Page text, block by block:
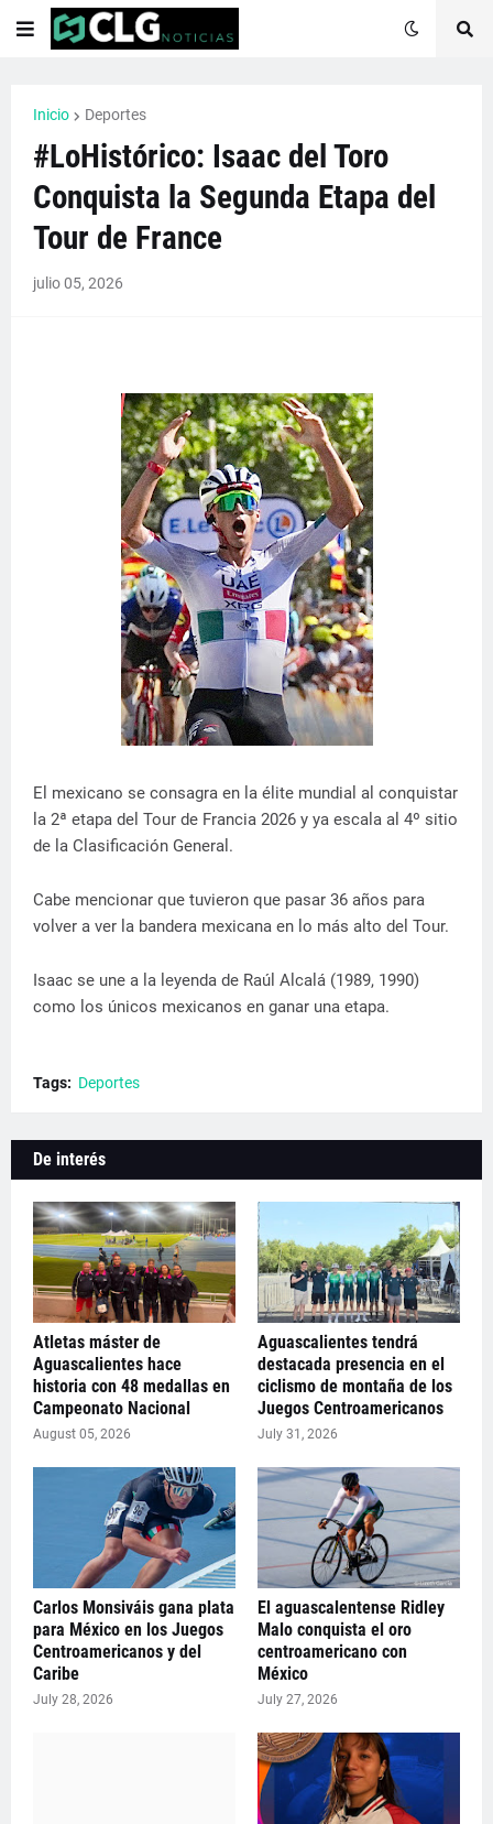
Inicio Deportes
#LoHistórico: Isaac del Toro
Conquista la Segunda Etapa del
Tour de France
julio 05, 2026
El mexicano se consagra en la élite mundial al conquistar
la 2ª etapa del Tour de Francia 2026 y ya escala al 4º sitio
de la Clasificación General.
Cabe mencionar que tuvieron que pasar 36 años para
volver a ver la bandera mexicana en lo más alto del Tour.
Isaac se une a la leyenda de Raúl Alcalá (1989, 1990)
como los únicos mexicanos en ganar una etapa.
Tags: Deportes
De interés
Atletas máster de
Aguascalientes hace
historia con 48 medallas en
Campeonato Nacional
August 05, 2026
Aguascalientes tendrá
destacada presencia en el
ciclismo de montaña de los
Juegos Centroamericanos
July 31, 2026
Carlos Monsiváis gana plata
para México en los Juegos
Centroamericanos y del
Caribe
July 28, 2026
El aguascalentense Ridley
Malo conquista el oro
centroamericano con
México
July 27, 2026